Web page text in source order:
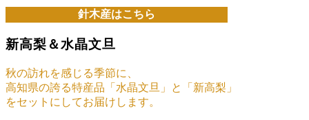
針木産はこちら
新高梨＆水晶文旦
秋の訪れを感じる季節に、
高知県の誇る特産品「水晶文旦」と「新高梨」
をセットにしてお届けします。